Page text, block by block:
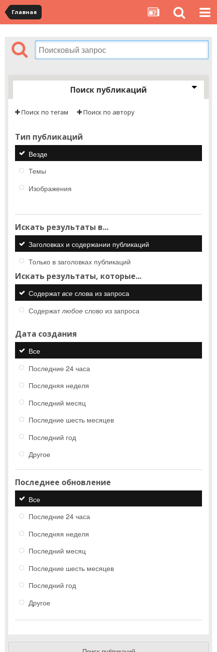
Главная
Поиск публикаций
Поиск по тегам Поиск по автору
Тип публикаций
Везде
Темы
Изображения
Искать результаты в...
Заголовках и содержании публикаций
Только в заголовках публикаций
Искать результаты, которые...
Содержатвсе слова из запроса
Содержатлюбое слово из запроса
Дата создания
Все
Последние 24 часа
Последняя неделя
Последний месяц
Последние шесть месяцев
Последний год
Другое
Последнее обновление
Все
Последние 24 часа
Последняя неделя
Последний месяц
Последние шесть месяцев
Последний год
Другое